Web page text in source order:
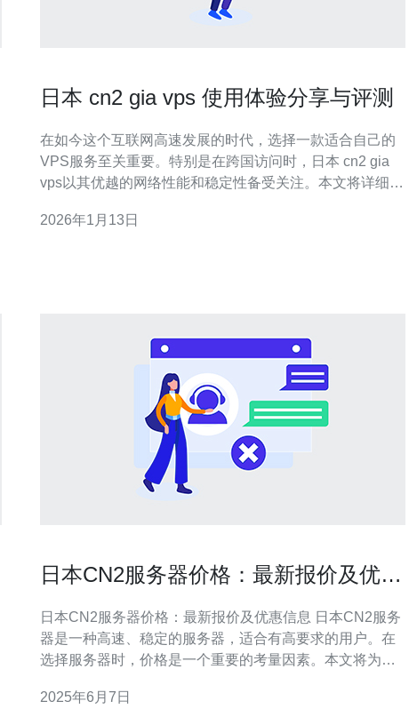
日本 cn2 gia vps 使用体验分享与评测
在如今这个互联网高速发展的时代，选择一款适合自己的
VPS服务至关重要。特别是在跨国访问时，日本 cn2 gia
vps以其优越的网络性能和稳定性备受关注。本文将详细分
势和适用场景。 为什么选择日本 cn2 gia vps？ 首先，日
2026年1月13日
日本CN2服务器价格：最新报价及优惠
日本CN2服务器价格：最新报价及优惠信息 日本CN2服务
器是一种高速、稳定的服务器，适合有高要求的用户。在
选择服务器时，价格是一个重要的考量因素。本文将为您
地了解和选择适合自己需求的服务器。 根据市场调研和数
2025年6月7日